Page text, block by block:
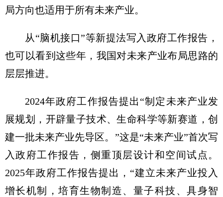
局方向也适用于所有未来产业。
从“脑机接口”等新提法写入政府工作报告，
也可以看到这些年，我国对未来产业布局思路的
层层推进。
2024年政府工作报告提出“制定未来产业发
展规划，开辟量子技术、生命科学等新赛道，创
建一批未来产业先导区。”这是“未来产业”首次写
入政府工作报告，侧重顶层设计和空间试点。
2025年政府工作报告提出，“建立未来产业投入
增长机制，培育生物制造、量子科技、具身智